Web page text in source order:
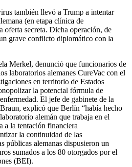
también llevó a Trump a intentar
(en etapa clínica de
oferta secreta. Dicha operación, de
grave conflicto diplomático con la
Merkel, denunció que funcionarios de
laboratorios alemanes CureVac con el
en territorio de Estados
la potencial fórmula de
El jefe de gabinete de la
explicó que Berlín “había hecho
alemán que trabaja en el
a la tentación financiera
la continuidad de las
públicas alemanas dispusieron un
sumados a los 80 otorgados por el
(BEI).